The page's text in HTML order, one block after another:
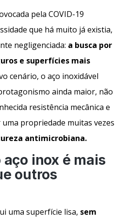
pela COVID-19
que há muito já existia,
negligenciada: a busca por
e superfícies mais
cenário, o aço inoxidável
ainda maior, não
resistência mecânica e
propriedade muitas vezes
antimicrobiana.
aço inox é mais
outros
uma superfície lisa, sem